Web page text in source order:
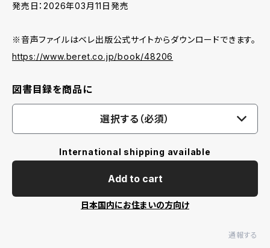
発売日：2026年03月11日発売
※音声ファイルはベレ出版公式サイトからダウンロードできます。
https://www.beret.co.jp/book/48206
図書目録を商品に
選択する（必須）
International shipping available
Add to cart
日本国内にお住まいの方向け
通報する